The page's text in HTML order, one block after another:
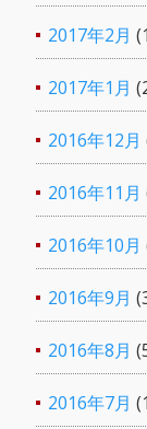
2017年2月
2017年1月
2016年12月
2016年11月
2016年10月
2016年9月
2016年8月
2016年7月